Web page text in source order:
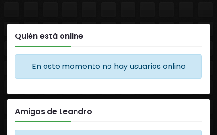
Quién está online
En este momento no hay usuarios online
Amigos de Leandro